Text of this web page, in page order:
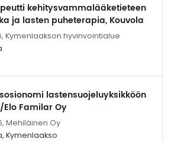
kehitysvammalääketieteen
ja lasten puheterapia, Kouvola
Kymenlaakson hyvinvointialue
lastensuojeluyksikköön
Familar Oy
Mehiläinen Oy
Kymenlaakso